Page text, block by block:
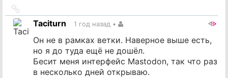
на
источник
Taciturn 1 год назад •
Он не в рамках ветки. Наверное выше есть,
но я до туда ещё не дошёл.
Бесит меня интерфейс Mastodon, так что раз
в несколько дней открываю.